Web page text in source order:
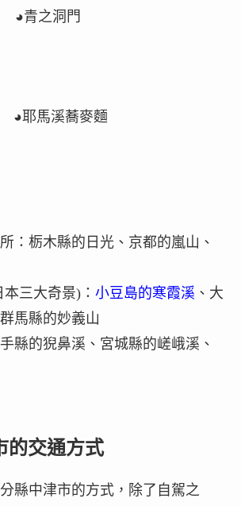
之洞門
馬溪蕎麥麵
：栃木縣的日光、京都的嵐山、
三大奇景)： 小豆島的寒霞溪 、大
馬縣的妙義山
縣的猊鼻溪、宮城縣的嵯峨溪、
的交通方式
縣中津市的方式，除了自駕之